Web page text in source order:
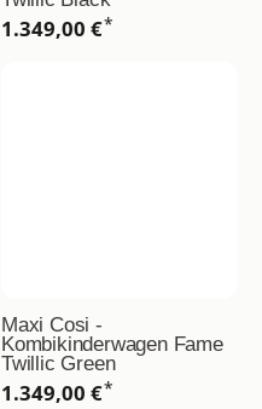
1.349,00 €*
Maxi Cosi -
Kombikinderwagen Fame
Twillic Green
1.349,00 €*